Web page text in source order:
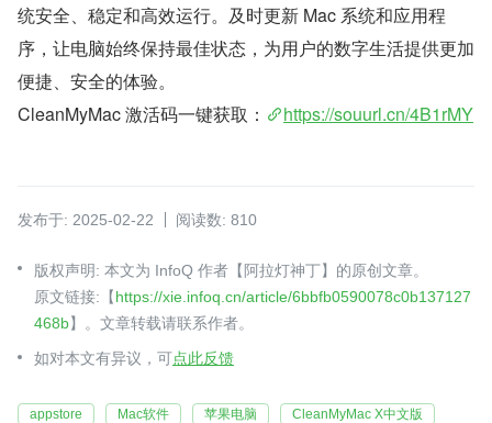
统安全、稳定和高效运行。及时更新 Mac 系统和应用程
序，让电脑始终保持最佳状态，为用户的数字生活提供更加
便捷、安全的体验。
CleanMyMac 激活码一键获取：
https://souurl.cn/4B1rMY
发布于: 2025-02-22 阅读数: 810
版权声明: 本文为 InfoQ 作者【阿拉灯神丁】的原创文章。
原文链接:【https://xie.infoq.cn/article/6bbfb0590078c0b137127
468b】。文章转载请联系作者。
如对本文有异议，可点此反馈
appstore Mac软件 苹果电脑 CleanMyMac X中文版